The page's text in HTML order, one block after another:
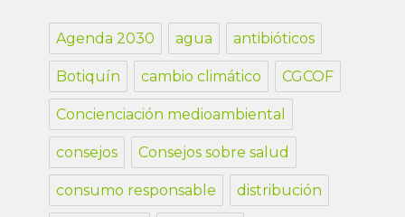
Agenda 2030 agua antibióticos
Botiquín cambio climático CGCOF
Concienciación medioambiental
consejos Consejos sobre salud
consumo responsable distribución